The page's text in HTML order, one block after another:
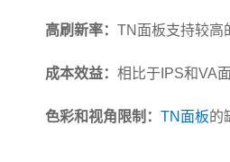
高刷新率： TN面板支持较高
成本效益： 相比于IPS和VA
色彩和视角限制： TN面板的